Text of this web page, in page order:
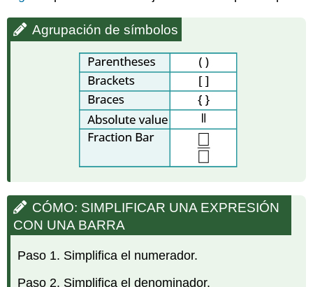
Agrupación de símbolos
CÓMO: SIMPLIFICAR UNA EXPRESIÓN
CON UNA BARRA
Paso 1. Simplifica el numerador.
Paso 2. Simplifica el denominador.